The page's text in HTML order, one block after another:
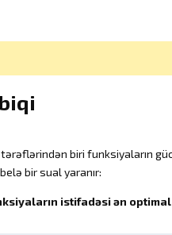
biri funksiyaların
bir sual yaranır:
istifadəsi ən optimal